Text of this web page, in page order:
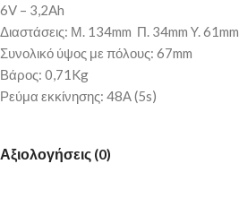
6V – 3,2Ah
Διαστάσεις: Μ. 134mm Π. 34mm Y. 61mm
Συνολικό ύψος με πόλους: 67mm
Βάρος: 0,71Kg
Ρεύμα εκκίνησης: 48Α (5s)
Αξιολογήσεις (0)